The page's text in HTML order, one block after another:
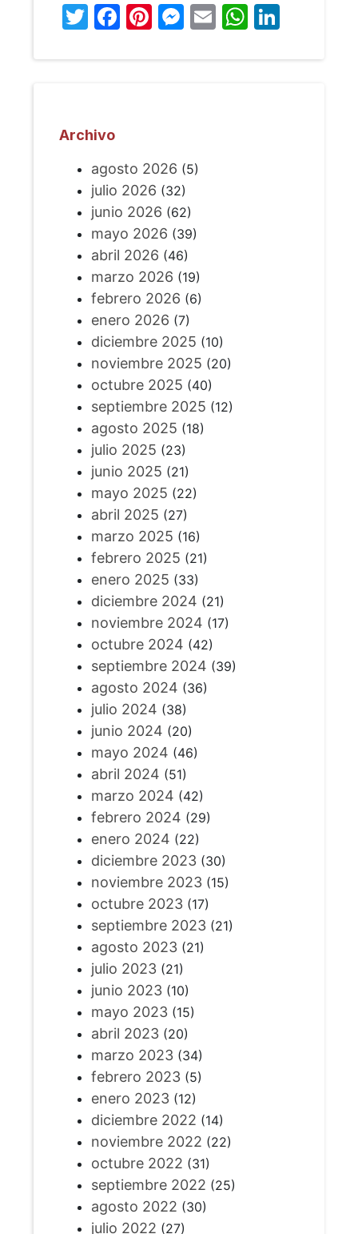
Twitter
Facebook
Pinterest
Messenger
Email
Archivo
agosto 2026 (5)
julio 2026 (32)
junio 2026 (62)
mayo 2026 (39)
abril 2026 (46)
marzo 2026 (19)
febrero 2026 (6)
enero 2026 (7)
diciembre 2025 (10)
noviembre 2025 (20)
octubre 2025 (40)
septiembre 2025 (12)
agosto 2025 (18)
julio 2025 (23)
junio 2025 (21)
mayo 2025 (22)
abril 2025 (27)
marzo 2025 (16)
febrero 2025 (21)
enero 2025 (33)
diciembre 2024 (21)
noviembre 2024 (17)
octubre 2024 (42)
septiembre 2024 (39)
agosto 2024 (36)
julio 2024 (38)
junio 2024 (20)
mayo 2024 (46)
abril 2024 (51)
marzo 2024 (42)
febrero 2024 (29)
enero 2024 (22)
diciembre 2023(30)
noviembre 2023(15)
octubre 2023(17)
septiembre 2023(21)
agosto 2023(21)
julio 2023(21)
junio 2023(10)
mayo 2023(15)
abril 2023(20)
marzo 2023(34)
febrero 2023(5)
enero 2023(12)
diciembre 2022 (14)
noviembre 2022 (22)
octubre 2022 (31)
septiembre 2022 (25)
agosto 2022 (30)
julio 2022 (27)